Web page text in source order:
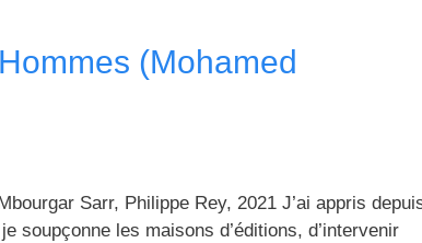
(Mohamed
Sarr, Philippe Rey, 2021 J’ai appris
soupçonne les maisons d’éditions, d’intervenir